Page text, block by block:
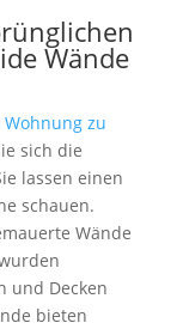
Wände
Wohnung zu
sich die
lassen einen
schauen.
Wände
und Decken
bieten